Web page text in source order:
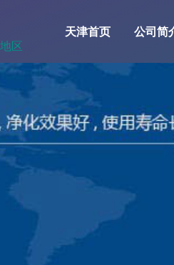
区
天津首页 公司简